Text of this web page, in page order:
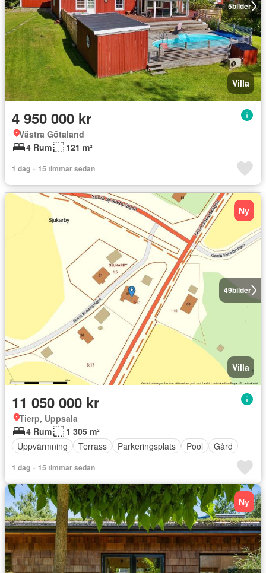
5bilder
Villa
4 950 000 kr
Västra Götaland
4 Rum
121 m²
1 dag + 15 timmar sedan
49bilder
Ny
Villa
11 050 000 kr
Tierp, Uppsala
4 Rum
1 305 m²
Uppvärmning
Terrass Parkeringsplats Pool Gård
1 dag + 15 timmar sedan
Ny